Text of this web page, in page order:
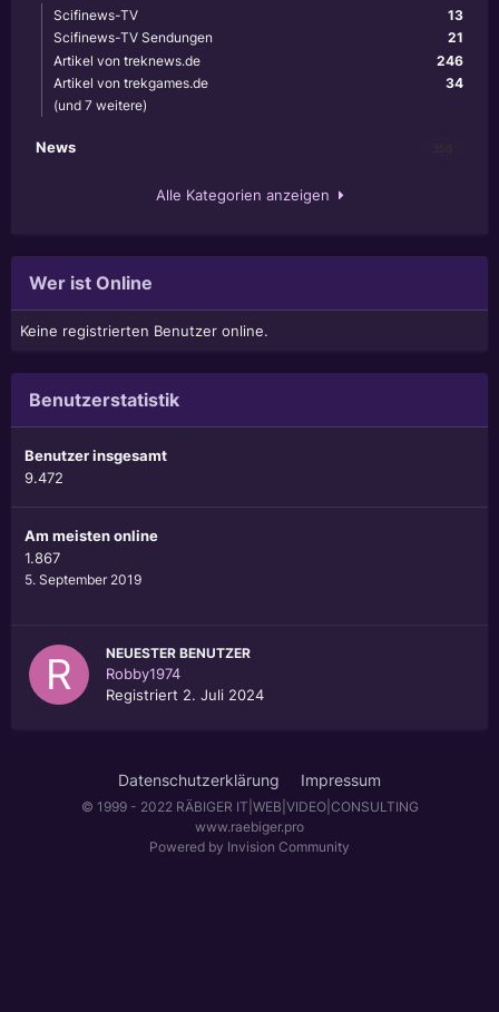
13
Scifinews-TV
21
Scifinews-TV Sendungen
246
Artikel von treknews.de
34
Artikel von trekgames.de
(und 7 weitere)
News
Alle Kategorien anzeigen
Wer ist Online
Keine registrierten Benutzer online.
Benutzerstatistik
Benutzer insgesamt
9.472
Am meisten online
1.867
5. September 2019
NEUESTER BENUTZER
Robby1974
Registriert 2. Juli 2024
Datenschutzerklärung Impressum
© 1999 - 2022 RÄBIGER IT|WEB|VIDEO|CONSULTING
www.raebiger.pro
Powered by Invision Community